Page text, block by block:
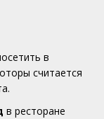
в
считается
в ресторане